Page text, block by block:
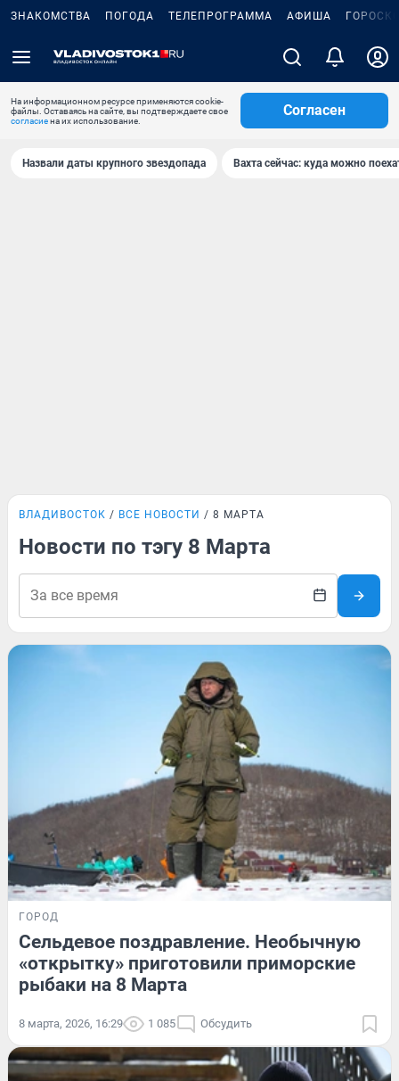
ЗНАКОМСТВА ПОГОДА ТЕЛЕПРОГРАММА АФИША
На информационном ресурсе применяются cookie-
файлы. Оставаясь на сайте, вы подтверждаете свое
согласиена их использование.
Согласен
Назвали даты крупного звездопада Вахта сейчас: куда можно
ВЛАДИВОСТОК ВСЕ НОВОСТИ 8 МАРТА
Новости по тэгу 8 Марта
ГОРОД
Сельдевое поздравление. Необычную
«открытку» приготовили приморские
рыбаки на 8 Марта
8 марта, 2026, 16:29 1 085 Обсудить